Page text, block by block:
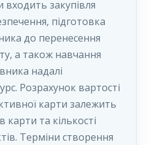
входить закупівля
підготовка
до перенесення
а також навчання
надалі
Розрахунок вартості
карти залежить
карти та кількості
Терміни створення